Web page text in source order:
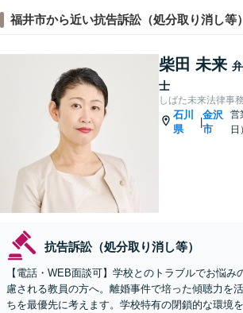
福井市から近い抗告訴訟（処分取り消し等
柴田 未来
士
しばた未来法律事
石川
県
|
金沢
市
営
日
抗告訴訟（処分取り消し等）
【電話・WEB面談可】学校とのトラブルでお悩み
慮される教員の方へ。離婚事件で培った傾聴力を
ちを最優先に考えます。学校特有の閉鎖的な環境